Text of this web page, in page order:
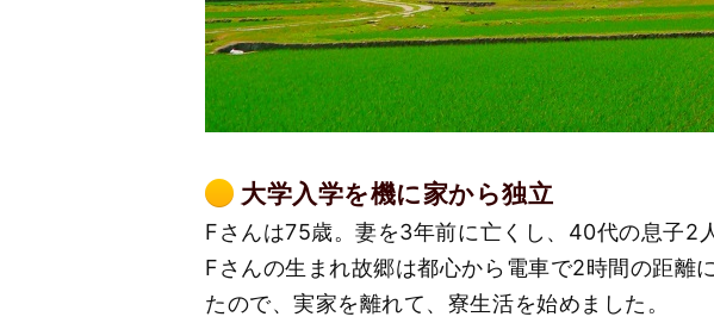
大学入学を機に家から独立
Fさんは75歳。妻を3年前に亡くし、40代の息子2
Fさんの生まれ故郷は都心から電車で2時間の距離
たので、実家を離れて、寮生活を始めました。